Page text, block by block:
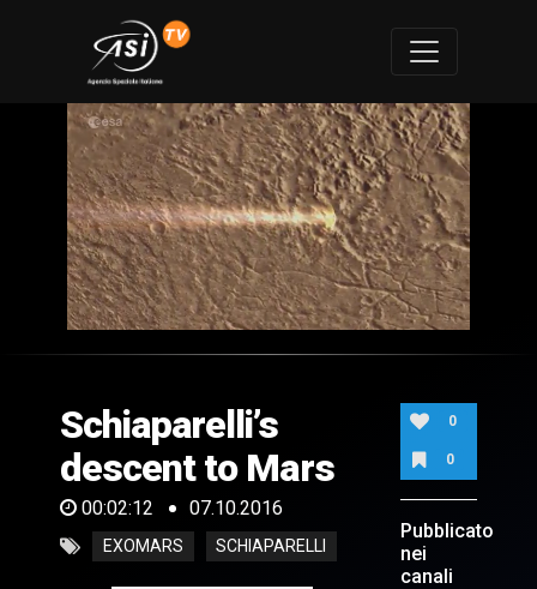
of
12
seconds
Schiaparelli’s
descent to Mars
00:02:12 07.10.2016
EXOMARS SCHIAPARELLI
0
0
Pubblicato
nei
canali